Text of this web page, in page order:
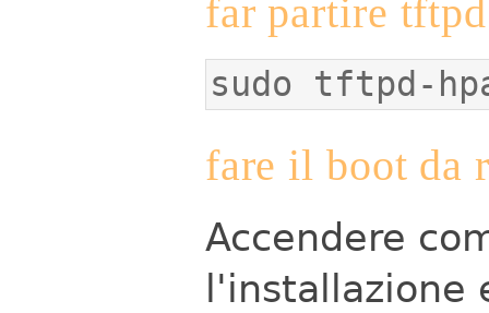
far partire tftpd
sudo tftpd-
fare il boot da
Accendere
l'installazione